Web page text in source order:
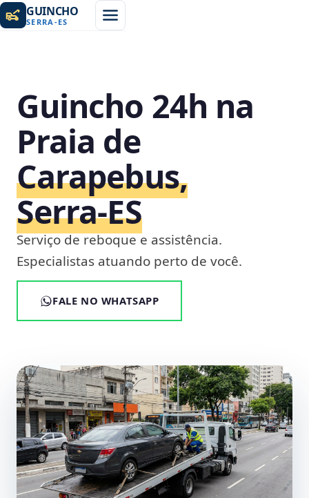
GUINCHO
SERRA -ES
Guincho 24h na
Praia de
Carapebus,
Serra‑ES
Serviço de reboque e assistência.
Especialistas atuando perto de você.
FALE NO WHATSAPP